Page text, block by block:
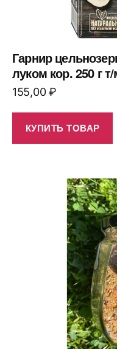
Гарнир
луком кор. 250 г
155,00₽
КУПИТЬ ТОВАР